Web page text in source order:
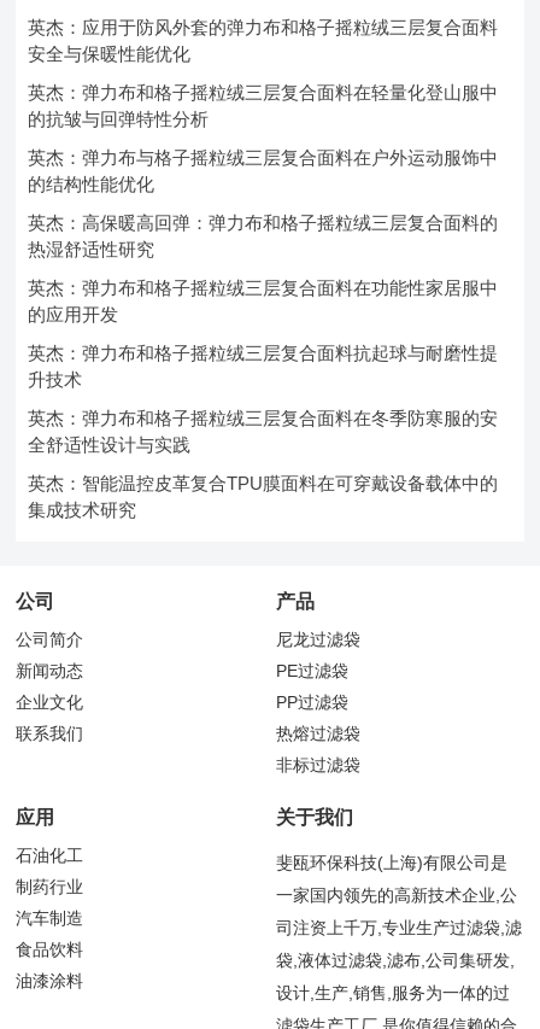
英杰：应用于防风外套的弹力布和格子摇粒绒三层复合面料
安全与保暖性能优化
英杰：弹力布和格子摇粒绒三层复合面料在轻量化登山服中
的抗皱与回弹特性分析
英杰：弹力布与格子摇粒绒三层复合面料在户外运动服饰中
的结构性能优化
英杰：高保暖高回弹：弹力布和格子摇粒绒三层复合面料的
热湿舒适性研究
英杰：弹力布和格子摇粒绒三层复合面料在功能性家居服中
的应用开发
英杰：弹力布和格子摇粒绒三层复合面料抗起球与耐磨性提
升技术
英杰：弹力布和格子摇粒绒三层复合面料在冬季防寒服的安
全舒适性设计与实践
英杰：智能温控皮革复合TPU膜面料在可穿戴设备载体中的
集成技术研究
公司
公司简介
新闻动态
企业文化
联系我们
产品
尼龙过滤袋
PE过滤袋
PP过滤袋
热熔过滤袋
非标过滤袋
应用
石油化工
制药行业
汽车制造
食品饮料
油漆涂料
关于我们
斐瓯环保科技(上海)有限公司是
一家国内领先的高新技术企业,公
司注资上千万,专业生产过滤袋,滤
袋,液体过滤袋,滤布,公司集研发,
设计,生产,销售,服务为一体的过